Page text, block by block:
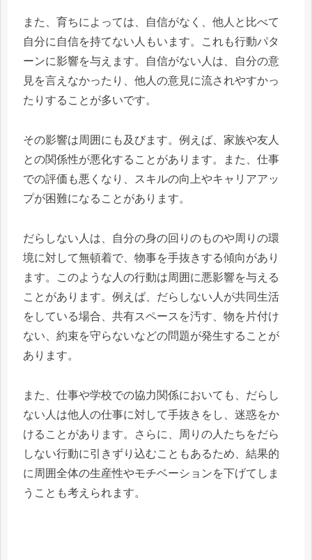
また、育ちによっては、自信がなく、他人と比べて
自分に自信を持てない人もいます。これも行動パタ
ーンに影響を与えます。自信がない人は、自分の意
見を言えなかったり、他人の意見に流されやすかっ
たりすることが多いです。
その影響は周囲にも及びます。例えば、家族や友人
との関係性が悪化することがあります。また、仕事
での評価も悪くなり、スキルの向上やキャリアアッ
プが困難になることがあります。
だらしない人は、自分の身の回りのものや周りの環
境に対して無頓着で、物事を手抜きする傾向があり
ます。このような人の行動は周囲に悪影響を与える
ことがあります。例えば、だらしない人が共同生活
をしている場合、共有スペースを汚す、物を片付け
ない、約束を守らないなどの問題が発生することが
あります。
また、仕事や学校での協力関係においても、だらし
ない人は他人の仕事に対して手抜きをし、迷惑をか
けることがあります。さらに、周りの人たちをだら
しない行動に引きずり込むこともあるため、結果的
に周囲全体の生産性やモチベーションを下げてしま
うことも考えられます。